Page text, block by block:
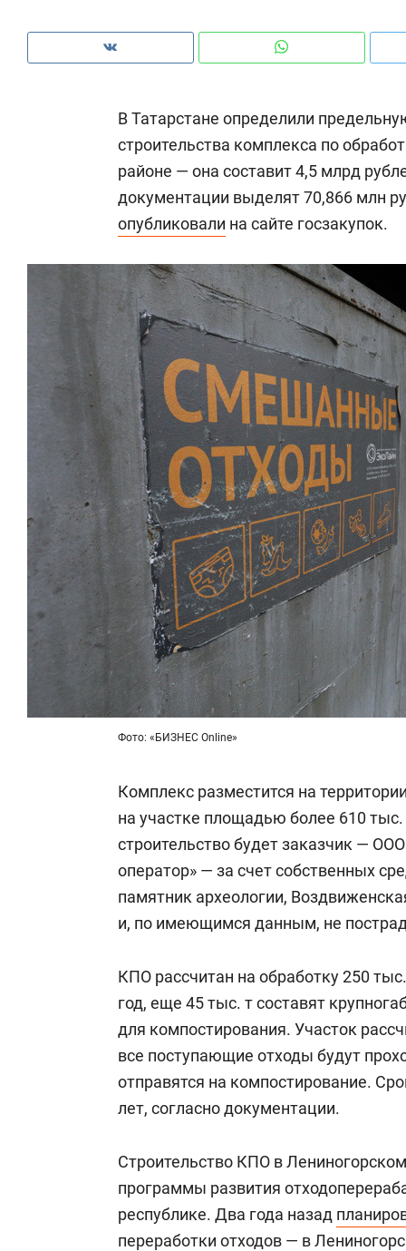
В Татарстане определили
строительства комплекса по
районе — она составит 4,5 млрд
документации выделят 70,866 млн
опубликовали на сайте госзакупок.
Фото: «БИЗНЕС Online»
Комплекс разместится на
на участке площадью более 610
строительство будет заказчик —
оператор» — за счет собственных
памятник археологии,
и, по имеющимся данным, не
КПО рассчитан на обработку 250
год, еще 45 тыс. т составят
для компостирования. Участок
все поступающие отходы будут
отправятся на компостирование.
лет, согласно документации.
Строительство КПО в
программы развития
республике. Два года назад
переработки отходов — в
Как ГК «МИР ГРУПП» и ВТБ
создают оазис жилого
комфорта под Казанью
Рекомендуем
150 камер до
ID вместо